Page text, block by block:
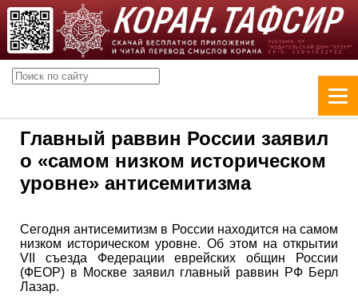
Главный раввин России заявил
о «самом низком историческом
уровне» антисемитизма
Сегодня антисемитизм в России находится на самом
низком историческом уровне. Об этом на открытии
VII съезда Федерации еврейских общин России
(ФЕОР) в Москве заявил главный раввин РФ Берл
Лазар.